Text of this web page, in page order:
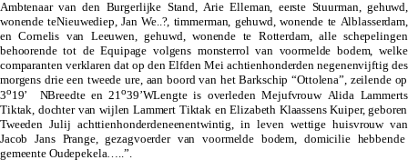
Ambtenaar van den Burgerlijke Stand, Arie Elleman, eerste Stuurman, gehuwd,
wonende teNieuwediep, Jan We..?, timmerman, gehuwd, wonende te Alblasserdam,
en Cornelis van Leeuwen, gehuwd, wonende te Rotterdam, alle schepelingen
behoorende tot de Equipage volgens monsterrol van voormelde bodem, welke
comparanten verklaren dat op den Elfden Mei achtienhonderden negenenvijftig des
morgens drie een tweede ure, aan boord van het Barkschip “Ottolena”, zeilende op
3o19’ NBreedte en 21o39’WLengte is overleden Mejufvrouw Alida Lammerts
Tiktak, dochter van wijlen Lammert Tiktak en Elizabeth Klaassens Kuiper, geboren
Tweeden Julij achttienhonderdeneenentwintig, in leven wettige huisvrouw van
Jacob Jans Prange, gezagvoerder van voormelde bodem, domicilie hebbende
gemeente Oudepekela…..”.